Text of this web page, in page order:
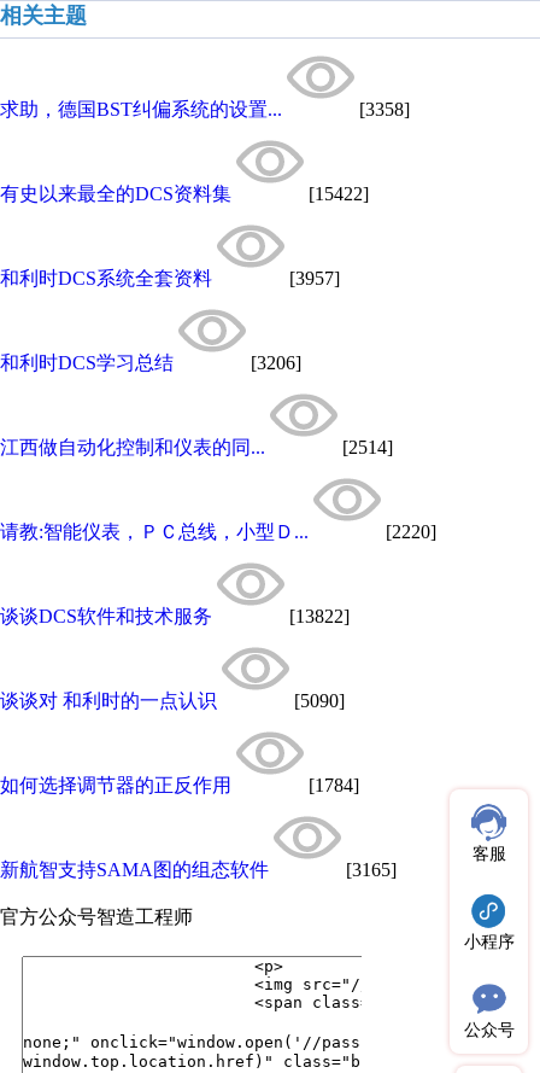
相关主题
求助，德国BST纠偏系统的设置... [3358]
有史以来最全的DCS资料集 [15422]
和利时DCS系统全套资料 [3957]
和利时DCS学习总结 [3206]
江西做自动化控制和仪表的同... [2514]
请教:智能仪表，ＰＣ总线，小型Ｄ... [2220]
谈谈DCS软件和技术服务 [13822]
谈谈对 和利时的一点认识 [5090]
如何选择调节器的正反作用 [1784]
新航智支持SAMA图的组态软件 [3165]
官方公众号智造工程师
客服
小程序
公众号